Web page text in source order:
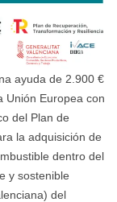
ayuda de 2.900 €
Unión Europea con
del Plan de
la adquisición de
dentro del
y sostenible
del